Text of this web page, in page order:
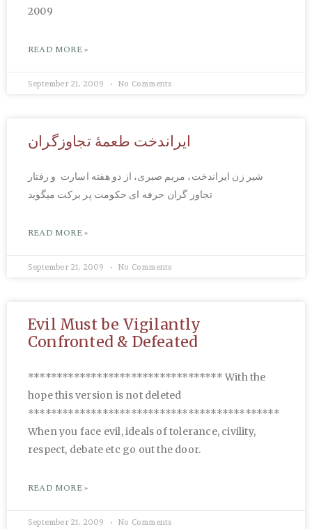
2009
READ MORE »
September 21, 2009 No Comments
ایراندخت طعمۀ تجاوزگران
شیر زن ایراندخت، مریم صبری، از دو هفته اسارت و رفتار
تجاوز گران حرفه ای حکومت پر برکت میگوید
READ MORE »
September 21, 2009 No Comments
Evil Must be Vigilantly
Confronted & Defeated
********************************** With the
hope this version is not deleted
********************************************
When you face evil, ideals of tolerance, civility,
respect, debate etc go out the door.
READ MORE »
September 21, 2009 No Comments